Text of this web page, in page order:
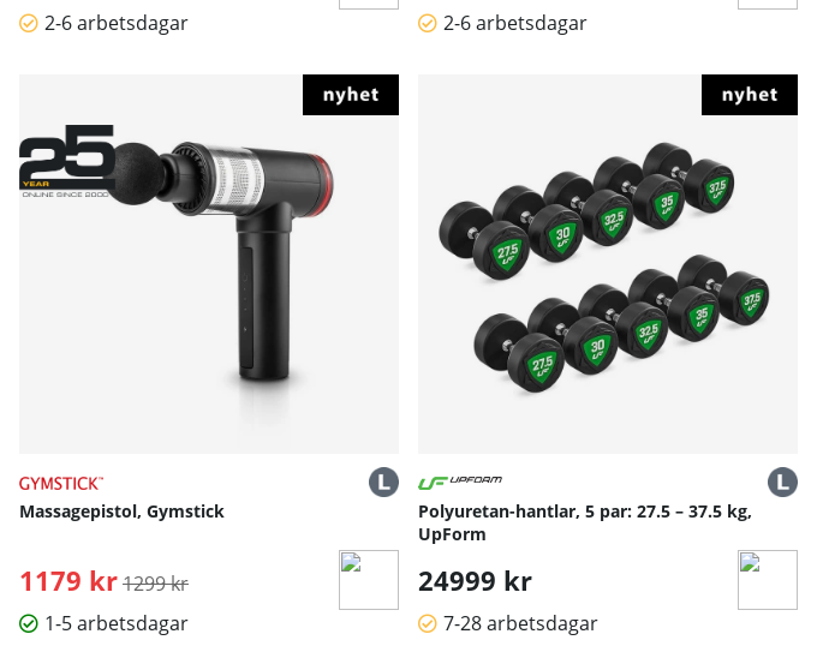
2-6 arbetsdagar
2-6 arbetsdagar
Massagepistol, Gymstick
1179 kr Ordinarie pris:
1299 kr
1-5 arbetsdagar
Polyuretan-hantlar, 5 par: 27.5 – 37.5 kg,
UpForm
24999 kr
7-28 arbetsdagar